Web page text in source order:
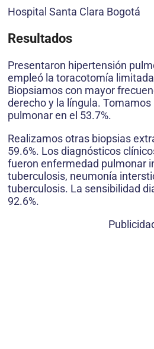
Hospital Santa Clara Bogotá
Resultados
Presentaron hipertensión
empleó la toracotomía limitada
Biopsiamos con mayor
derecho y la língula.
pulmonar en el 53.7%.
Realizamos otras biopsias
59.6%. Los diagnósticos
fueron enfermedad pulmonar
tuberculosis, neumonía
tuberculosis. La sensibilidad
92.6%.